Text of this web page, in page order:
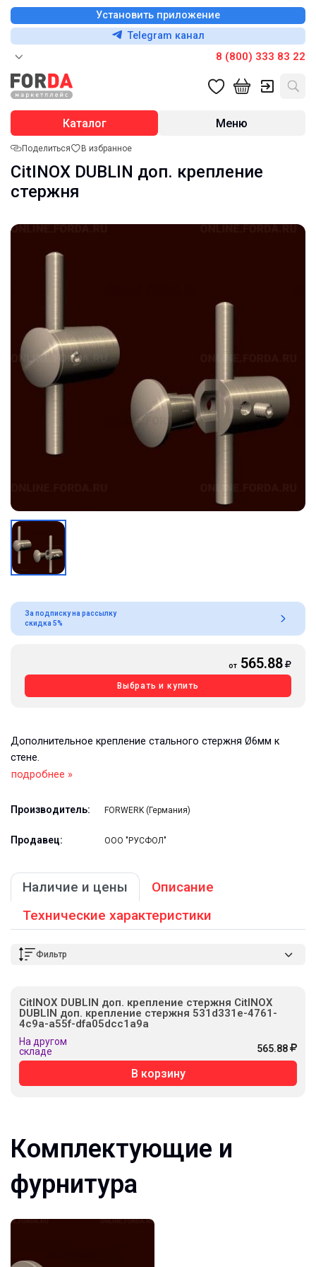
Установить приложение
Telegram канал
8 (800) 333 83 22
Каталог Меню
Поделиться В избранное
CitINOX DUBLIN доп. крепление
стержня
За подписку на рассылку
скидка 5%
от 565.88
Выбрать и купить
Дополнительное крепление стального стержня Ø6мм к
стене.
подробнее »
Производитель: FORWERK (Германия)
Продавец: ООО "РУСФОЛ"
Наличие и цены
Описание
Технические характеристики
Фильтр
CitINOX DUBLIN доп. крепление стержня CitINOX
DUBLIN доп. крепление стержня 531d331e-4761-
4c9a-a55f-dfa05dcc1a9a
На другом
складе
565.88
В корзину
Комплектующие и
фурнитура